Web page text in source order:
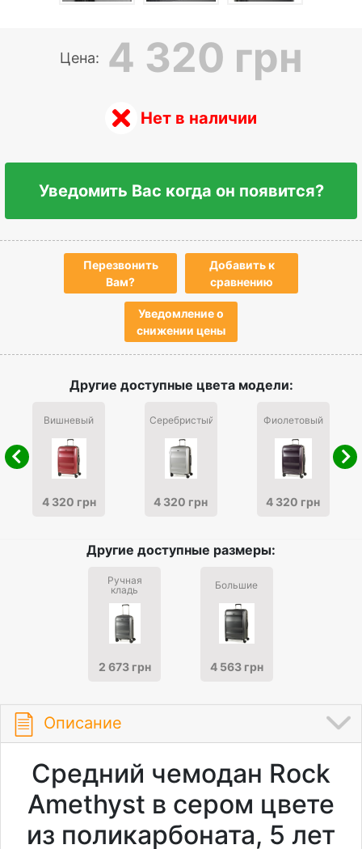
Цена: 4 320 грн
Нет в наличии
Уведомить Вас когда он появится?
Перезвонить
Вам?
Добавить к
сравнению
Уведомление о
снижении цены
Другие доступные цвета модели:
Вишневый
4 320 грн
Серебристый
4 320 грн
Фиолетовый
4 320 грн
Другие доступные размеры:
Ручная
кладь
2 673 грн
Большие
4 563 грн
Описание
Средний чемодан Rock
Amethyst в сером цвете
из поликарбоната, 5 лет